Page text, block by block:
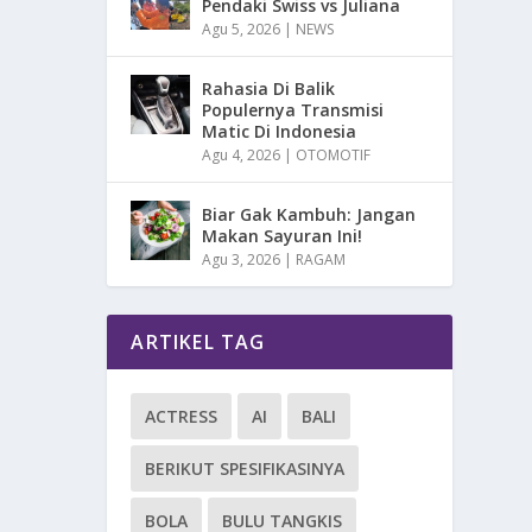
Pendaki Swiss vs Juliana
Agu 5, 2026 | NEWS
Rahasia Di Balik
Populernya Transmisi
Matic Di Indonesia
Agu 4, 2026 | OTOMOTIF
Biar Gak Kambuh: Jangan
Makan Sayuran Ini!
Agu 3, 2026 | RAGAM
ARTIKEL TAG
ACTRESS AI BALI
BERIKUT SPESIFIKASINYA
BOLA BULU TANGKIS